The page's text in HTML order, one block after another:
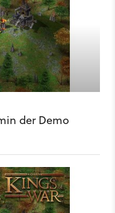
der Demo